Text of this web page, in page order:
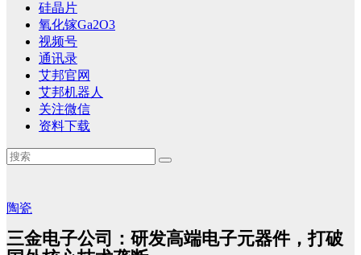
硅晶片
氧化镓Ga2O3
视频号
通讯录
艾邦官网
艾邦机器人
关注微信
资料下载
陶瓷
三金电子公司：研发高端电子元器件，打破